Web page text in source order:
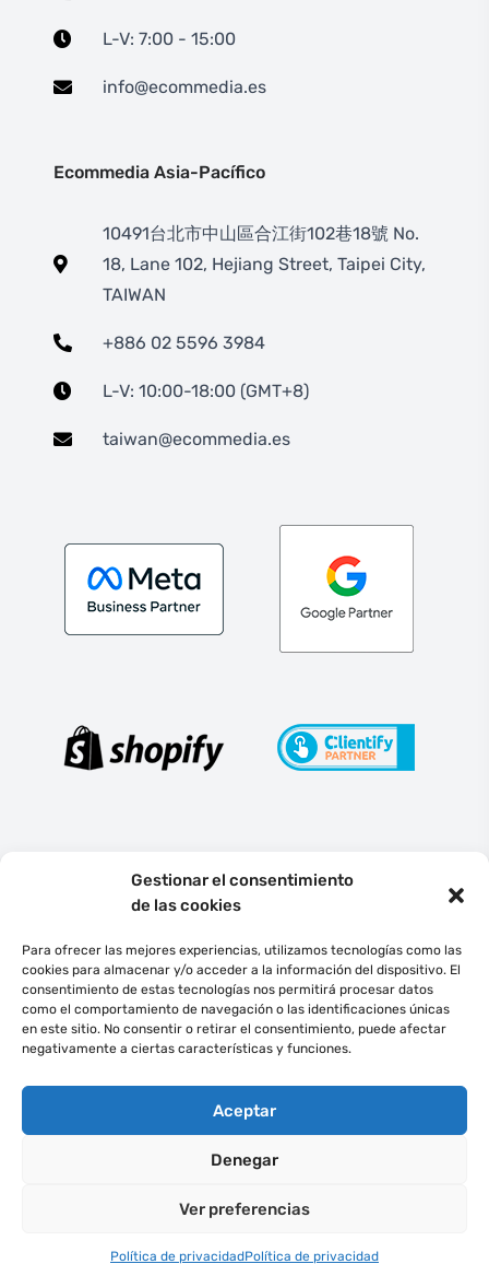
Gestionar el consentimiento
de las cookies
Para ofrecer las mejores experiencias, utilizamos tecnologías como las
cookies para almacenar y/o acceder a la información del dispositivo. El
consentimiento de estas tecnologías nos permitirá procesar datos
como el comportamiento de navegación o las identificaciones únicas
en este sitio. No consentir o retirar el consentimiento, puede afectar
negativamente a ciertas características y funciones.
Aceptar
Denegar
Ver preferencias
Política de privacidadPolítica de privacidad
L-V: 7:00 - 15:00
info@ecommedia.es
Ecommedia Asia-Pacífico
10491台北市中山區合江街102巷18號 No.
18, Lane 102, Hejiang Street, Taipei City,
TAIWAN
+886 02 5596 3984
L-V: 10:00-18:00 (GMT+8)
taiwan@ecommedia.es
Español
ECOMMEDIA GLOBAL SL en el marco del Programa ICEX NEXT, ha contado
con el apoyo de ICEX y con la cofinanciación del fondo europeo FEDER.La
finalidad de este apoyo es contribuir al desarrollo internacional de la
empresa y de su entorno.